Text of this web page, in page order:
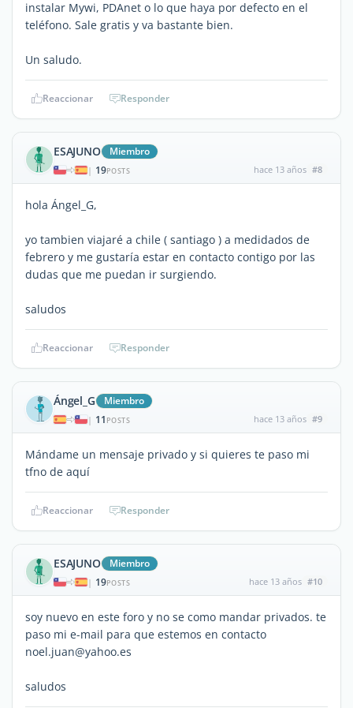
instalar Mywi, PDAnet o lo que haya por defecto en el
teléfono. Sale gratis y va bastante bien.
Un saludo.
Reaccionar Responder
ESAJUNO Miembro
| 19POSTS hace 13 años #8
hola Ángel_G,
yo tambien viajaré a chile ( santiago ) a medidados de
febrero y me gustaría estar en contacto contigo por las
dudas que me puedan ir surgiendo.
saludos
Reaccionar Responder
Ángel_G Miembro
| 11 POSTS hace 13 años #9
Mándame un mensaje privado y si quieres te paso mi
tfno de aquí
Reaccionar Responder
ESAJUNO Miembro
| 19POSTS hace 13 años #10
soy nuevo en este foro y no se como mandar privados. te
paso mi e-mail para que estemos en contacto
noel.juan@yahoo.es
saludos